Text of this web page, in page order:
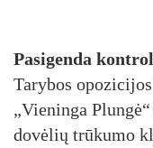
Pa­si­gen­da
Ta­ry­bos
„Vie­nin­ga
do­vė­lių trū­ku­mo